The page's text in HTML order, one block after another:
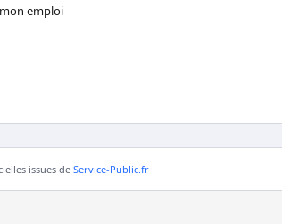
emploi
issues de Service-Public.fr